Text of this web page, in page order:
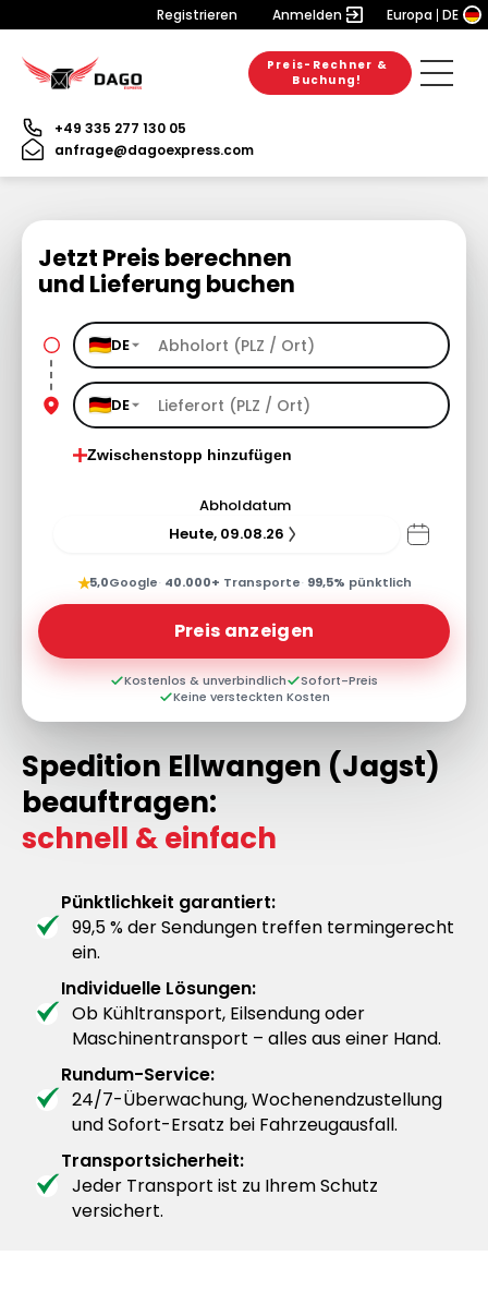
Registrieren Anmelden Europa DE
Preis-Rechner &
Buchung!
+49 335 277 130 05
anfrage@dagoexpress.com
Jetzt Preis berechnen
und Lieferung buchen
DE
DE
Zwischenstopp hinzufügen
Abholdatum
Heute, 09.08.26
★5,0Google· 40.000+ Transporte· 99,5% pünktlich
Preis anzeigen
Kostenlos & unverbindlich
Sofort-Preis
Keine versteckten Kosten
Spedition Ellwangen (Jagst)
beauftragen:
schnell & einfach
Pünktlichkeit garantiert:
99,5 % der Sendungen treffen termingerecht
ein.
Individuelle Lösungen:
Ob Kühltransport, Eilsendung oder
Maschinentransport – alles aus einer Hand.
Rundum-Service:
24/7-Überwachung, Wochenendzustellung
und Sofort-Ersatz bei Fahrzeugausfall.
Transportsicherheit:
Jeder Transport ist zu Ihrem Schutz
versichert.